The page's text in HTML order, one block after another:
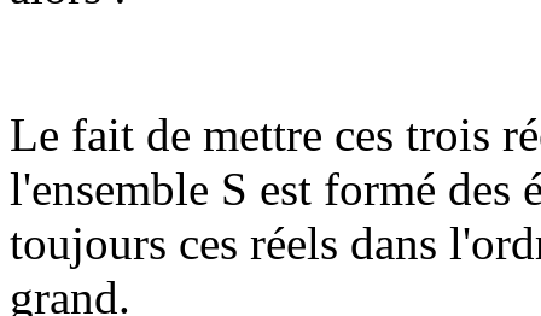
Le fait de mettre ces trois
l'ensemble S est formé des
toujours ces réels dans
grand.